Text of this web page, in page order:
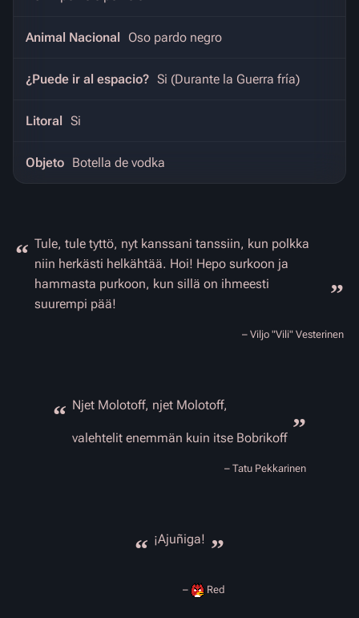
Animal Nacional Oso pardo negro
¿Puede ir al espacio? Si (Durante la Guerra fría)
Litoral Si
Objeto Botella de vodka
“ Tule, tule tyttö, nyt kanssani tanssiin, kun polkka
niin herkästi helkähtää. Hoi! Hepo surkoon ja
hammasta purkoon, kun sillä on ihmeesti
suurempi pää!
”
– Viljo "Vili" Vesterinen
“ Njet Molotoff, njet Molotoff,
valehtelit enemmän kuin itse Bobrikoff ”
– Tatu Pekkarinen
“ ¡Ajuñiga! ”
– Red